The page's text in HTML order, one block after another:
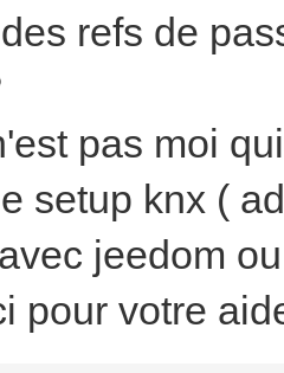
refs de
pas moi
setup knx (
jeedom
pour votre